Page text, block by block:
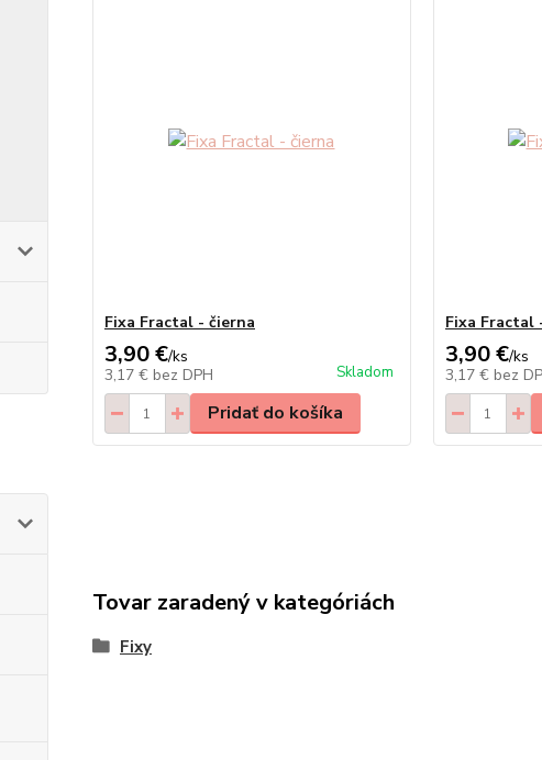
Fixa Fractal - čierna
3,90 €/ks
3,17 € bez DPH Skladom
Pridať do košíka
Fixa Fractal
3,90 €/ks
3,17 € bez
Tovar zaradený v kategóriách
Fixy